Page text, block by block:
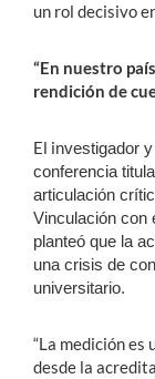
un rol decisivo
“En nuestro
rendición de
El investigador
conferencia
articulación
Vinculación con
planteó que la
una crisis de
universitario.
“La medición
desde la